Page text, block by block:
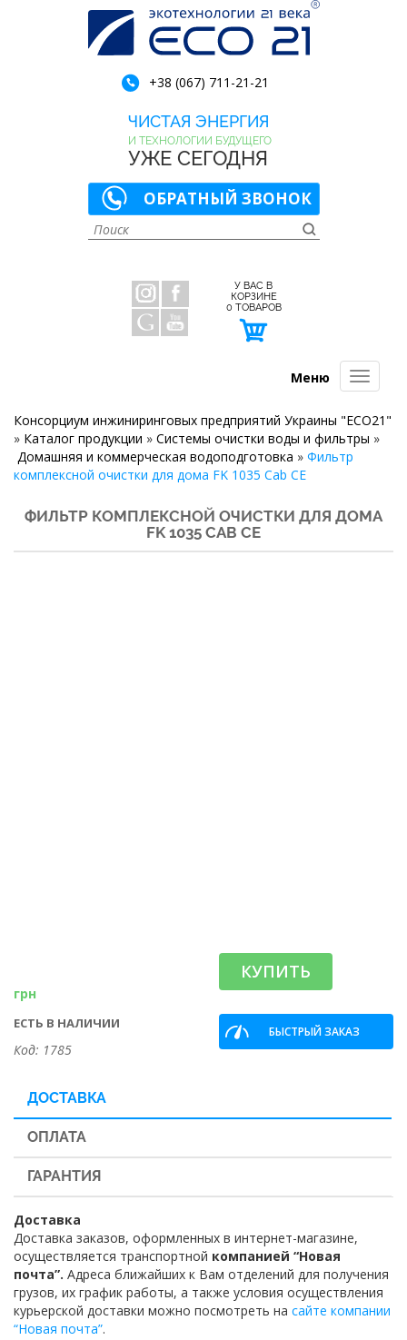
+38 (067) 711-21-21
ЧИСТАЯ ЭНЕРГИЯ
И ТЕХНОЛОГИИ БУДУЩЕГО
УЖЕ СЕГОДНЯ
ОБРАТНЫЙ ЗВОНОК
У ВАС В
КОРЗИНЕ
0 ТОВАРОВ
Меню
Консорциум инжиниринговых предприятий Украины "ECO21"
» Каталог продукции » Системы очистки воды и фильтры »
Домашняя и коммерческая водоподготовка » Фильтр
комплексной очистки для дома FK 1035 Cab CE
ФИЛЬТР КОМПЛЕКСНОЙ ОЧИСТКИ ДЛЯ ДОМА
FK 1035 CAB CE
грн
ЕСТЬ В НАЛИЧИИ
Код: 1785
КУПИТЬ
БЫСТРЫЙ ЗАКАЗ
ДОСТАВКА
ОПЛАТА
ГАРАНТИЯ
Доставка
Доставка заказов, оформленных в интернет-магазине,
осуществляется транспортной компанией “Новая
почта”. Адреса ближайших к Вам отделений для получения
грузов, их график работы, а также условия осуществления
курьерской доставки можно посмотреть на сайте компании
“Новая почта”.